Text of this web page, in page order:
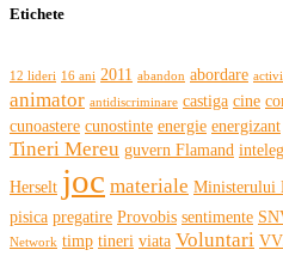
Etichete
12 lideri 16 ani 2011 abandon abordare
animator antidiscriminare castiga cine
cunoastere cunostinte energie energizant
Tineri Mereu guvern Flamand
Herselt joc materiale Ministerului
pisica pregatire Provobis sentimente
Network timp tineri viata Voluntari